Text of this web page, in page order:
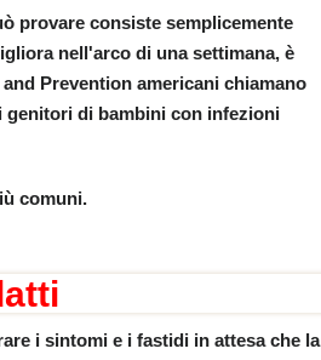
provare consiste semplicemente
nell'arco di una settimana, è
Prevention americani chiamano
genitori di bambini con infezioni
comuni.
i sintomi e i fastidi in attesa che la